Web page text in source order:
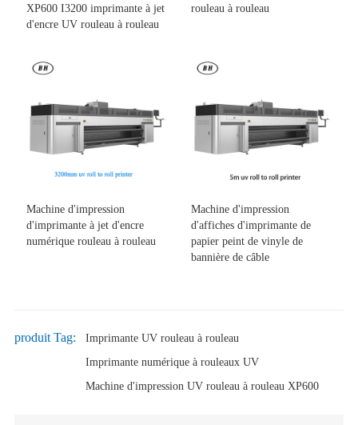
XP600 I3200 imprimante à jet
d'encre UV rouleau à rouleau
rouleau à rouleau
Machine d'impression
d'imprimante à jet d'encre
numérique rouleau à rouleau
Machine d'impression
d'affiches d'imprimante de
papier peint de vinyle de
bannière de câble
produit Tag:
Imprimante UV rouleau à rouleau
Imprimante numérique à rouleaux UV
Machine d'impression UV rouleau à rouleau XP600